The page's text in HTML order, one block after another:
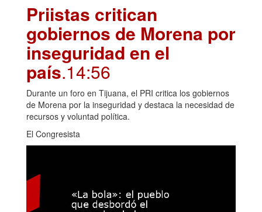
Priistas critican
gobiernos de Morena por
inseguridad en el
país.14:56
Durante un foro en Tijuana, el PRI critica los gobiernos
de Morena por la inseguridad y destaca la necesidad de
recursos y voluntad política.
El Congresista